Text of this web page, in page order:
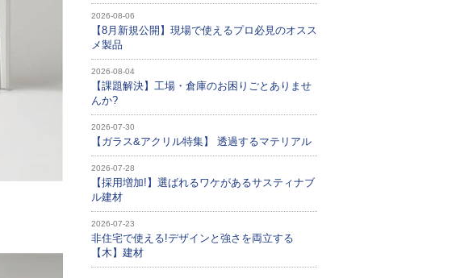
2026-08-06
【8月新規公開】現場で使えるプロ必見のオスス
メ製品
2026-08-04
【課題解決】工場・倉庫のお困りごとありませ
んか?
2026-07-30
【ガラス&アクリル特集】 透過するマテリアル
2026-07-28
【採用増加!】選ばれるワケがあるサスティナブ
ル建材
2026-07-23
非住宅で使える!デザインと強さを両立する
【木】建材